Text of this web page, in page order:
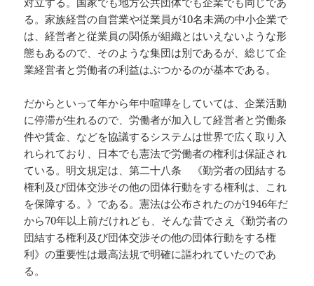
る。家族経営の自営業や従業員が10名未満の中小企業で
は、経営者と従業員の関係が組織とはいえないような形
態もあるので、そのような集団は別であるが、総じて企
業経営者と労働者の利益はぶつかるのが基本である。
だからといって年から年中喧嘩をしていては、企業活動
に停滞が生れるので、労働者が加入して経営者と労働条
件や賃金、などを協議するシステムは世界で広く取り入
れられており、日本でも憲法で労働者の権利は保証され
ている。明文規定は、第二十八条 《勤労者の団結する
権利及び団体交渉その他の団体行動をする権利は、これ
を保障する。》である。憲法は公布されたのが1946年だ
から70年以上前だけれども、そんな昔でさえ《勤労者の
団結する権利及び団体交渉その他の団体行動をする権
利》の重要性は最高法規で明確に謳われていたのであ
る。